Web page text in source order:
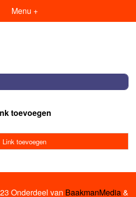
Menu +
toevoegen
Link toevoegen
Onderdeel van BaakmanMedia&